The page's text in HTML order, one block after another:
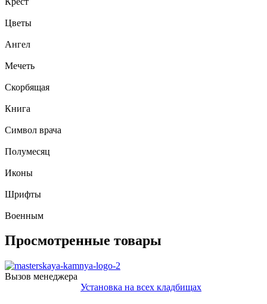
Цветы
Ангел
Мечеть
Скорбящая
Книга
Символ врача
Полумесяц
Иконы
Шрифты
Военным
Просмотренные товары
Вызов менеджера
Установка на всех кладбищах